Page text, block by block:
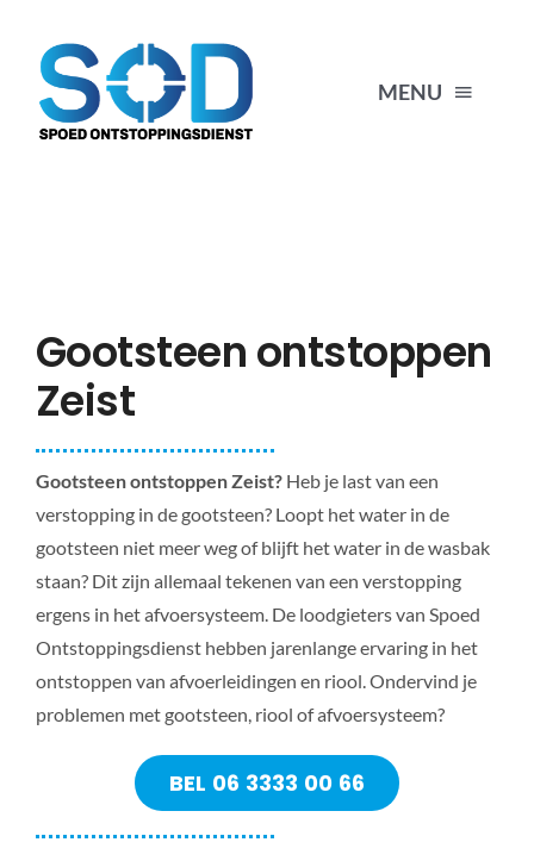
inhoud
MENU
ONTSTOPPEN
06-3333 00 66
Gootsteen ontstoppen
Zeist
Gootsteen ontstoppen Zeist?Heb je last van een
verstopping in de gootsteen? Loopt het water in de
gootsteen niet meer weg of blijft het water in de wasbak
staan? Dit zijn allemaal tekenen van een verstopping
ergens in het afvoersysteem. De loodgieters van Spoed
Ontstoppingsdienst hebben jarenlange ervaring in het
ontstoppen van afvoerleidingen en riool. Ondervind je
problemen met gootsteen, riool of afvoersysteem?
BEL 06 3333 00 66